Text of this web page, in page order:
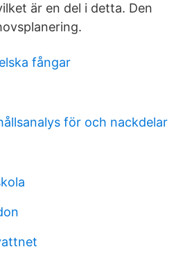
är en del i detta. Den
fångar
för och nackdelar